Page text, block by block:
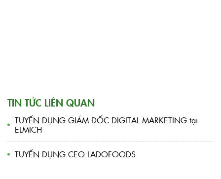
TIN TỨC LIÊN QUAN
TUYỂN DỤNG GIÁM ĐỐC DIGITAL MARKETING tại
ELMICH
TUYỂN DỤNG CEO LADOFOODS